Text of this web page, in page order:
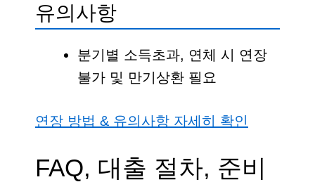
유의사항
분기별 소득초과, 연체 시 연장
불가 및 만기상환 필요
연장 방법 & 유의사항 자세히 확인
FAQ, 대출 절차, 준비